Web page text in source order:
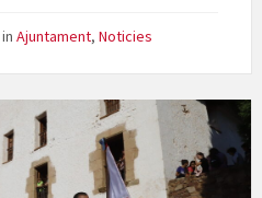
in Ajuntament, Noticies